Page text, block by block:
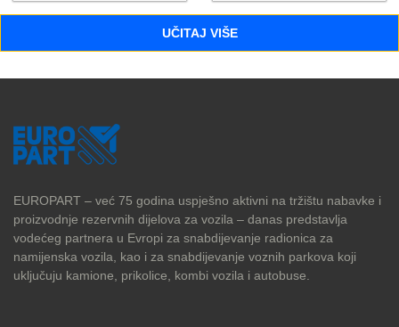
UČITAJ VIŠE
EUROPART – već 75 godina uspješno aktivni na tržištu nabavke i
proizvodnje rezervnih dijelova za vozila – danas predstavlja
vodećeg partnera u Evropi za snabdijevanje radionica za
namijenska vozila, kao i za snabdijevanje voznih parkova koji
uključuju kamione, prikolice, kombi vozila i autobuse.